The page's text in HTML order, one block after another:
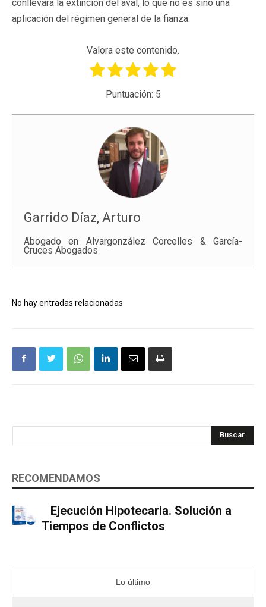
conllevará la extinción del aval, lo que no es sino una
aplicación del régimen general de la fianza.
Valora este contenido.
Puntuación: 5
Garrido Díaz, Arturo
Abogado en Alvargonzález Corcelles & García-
Cruces Abogados
No hay entradas relacionadas
Buscar
RECOMENDAMOS
Ejecución Hipotecaria. Solución a
Tiempos de Conflictos
Lo último